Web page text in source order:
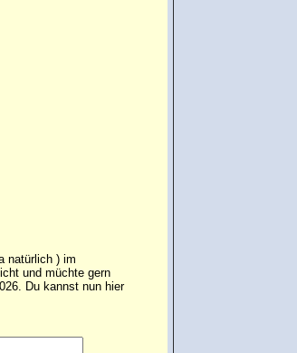
natürlich ) im
und müchte gern
Du kannst nun hier